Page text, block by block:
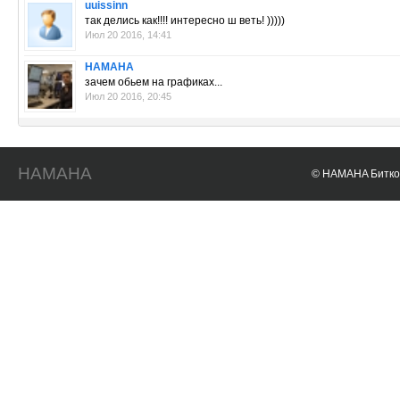
uuissinn
так делись как!!!! интересно ш веть! )))))
Июл 20 2016, 14:41
HAMAHA
зачем обьем на графиках...
Июл 20 2016, 20:45
HAMAHA © HAMAHA